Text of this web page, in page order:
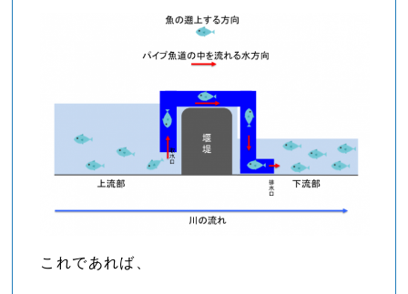
これであれば、